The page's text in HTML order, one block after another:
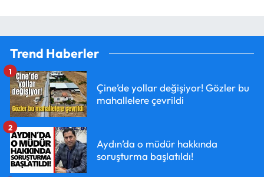
Trend Haberler
Çine’de yollar değişiyor! Gözler bu
mahallelere çevrildi
1
Aydın’da o müdür hakkında
soruşturma başlatıldı!
2